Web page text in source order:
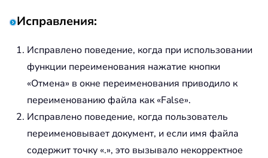
Исправления:
Исправлено поведение, когда при использовании
функции переименования нажатие кнопки
«Отмена» в окне переименования приводило к
переименованию файла как «False».
Исправлено поведение, когда пользователь
переименовывает документ, и если имя файла
содержит точку «.», это вызывало некорректное